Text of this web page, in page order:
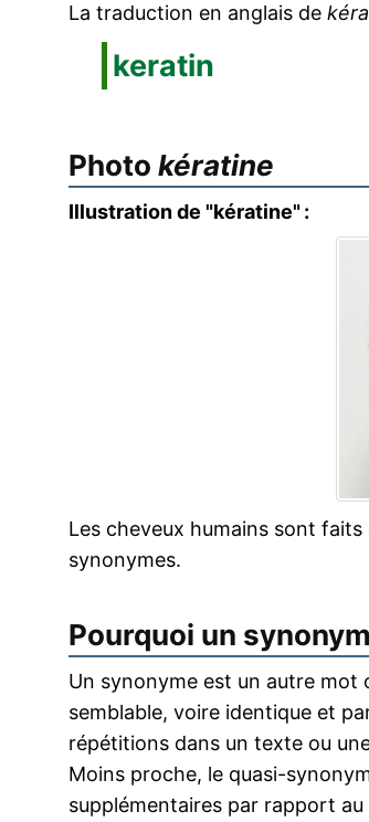
La traduction en anglais de
keratin
Photo kératine
Illustration de "kératine" :
Les cheveux humains sont
synonymes.
Pourquoi un
Un synonyme est un autre
semblable, voire identique et
répétitions dans un texte ou
Moins proche, le quasi-
supplémentaires par rapport